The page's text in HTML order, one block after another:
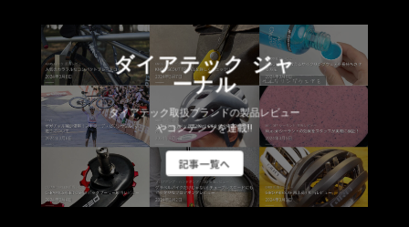
ダイアテック ジャ
ーナル
ダイアテック取扱ブランドの製品レビュー
やコンテンツを連載!!
記事一覧へ